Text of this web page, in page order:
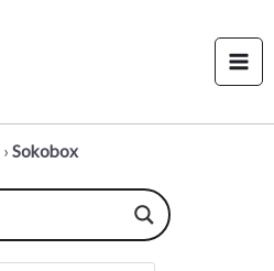
› Sokobox